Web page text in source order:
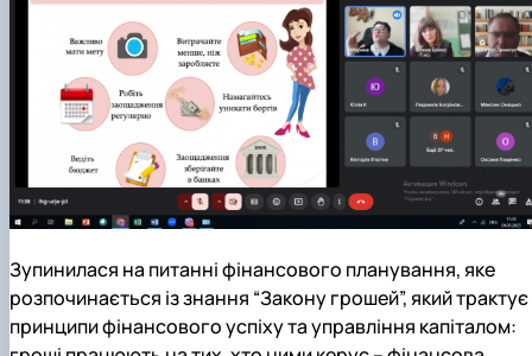
Зупинилася на питанні фінансового планування, яке
розпочинається із знання “Закону грошей”, який трактує
принципи фінансового успіху та управління капіталом: